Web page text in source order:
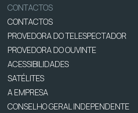
CONTACTOS
CONTACTOS
PROVEDORA DO TELESPECTADOR
PROVEDORA DO OUVINTE
ACESSIBILIDADES
SATÉLITES
A EMPRESA
CONSELHO GERAL INDEPENDENTE